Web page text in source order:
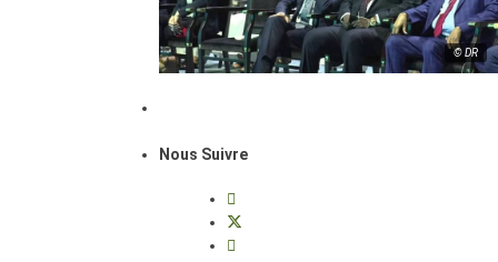
© DR
Nous Suivre